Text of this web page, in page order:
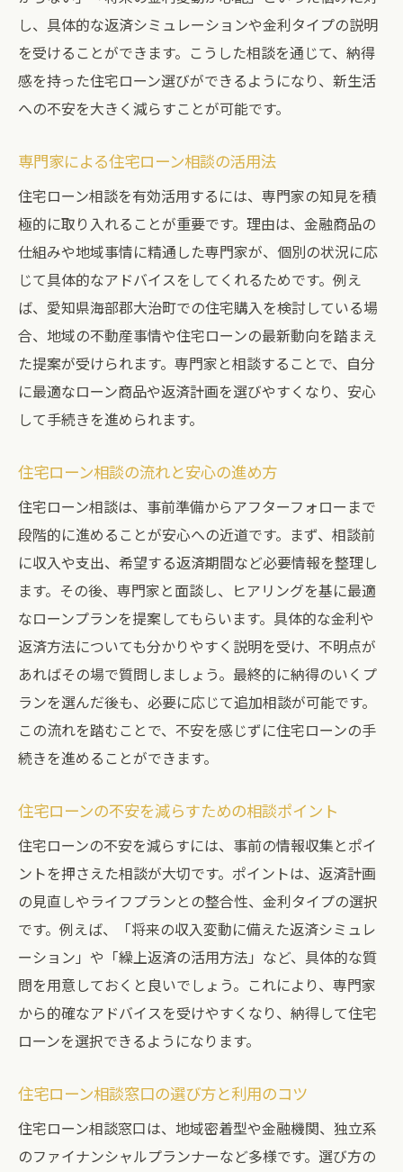
し、具体的な返済シミュレーションや金利タイプの説明
を受けることができます。こうした相談を通じて、納得
感を持った住宅ローン選びができるようになり、新生活
への不安を大きく減らすことが可能です。
専門家による住宅ローン相談の活用法
住宅ローン相談を有効活用するには、専門家の知見を積
極的に取り入れることが重要です。理由は、金融商品の
仕組みや地域事情に精通した専門家が、個別の状況に応
じて具体的なアドバイスをしてくれるためです。例え
ば、愛知県海部郡大治町での住宅購入を検討している場
合、地域の不動産事情や住宅ローンの最新動向を踏まえ
た提案が受けられます。専門家と相談することで、自分
に最適なローン商品や返済計画を選びやすくなり、安心
して手続きを進められます。
住宅ローン相談の流れと安心の進め方
住宅ローン相談は、事前準備からアフターフォローまで
段階的に進めることが安心への近道です。まず、相談前
に収入や支出、希望する返済期間など必要情報を整理し
ます。その後、専門家と面談し、ヒアリングを基に最適
なローンプランを提案してもらいます。具体的な金利や
返済方法についても分かりやすく説明を受け、不明点が
あればその場で質問しましょう。最終的に納得のいくプ
ランを選んだ後も、必要に応じて追加相談が可能です。
この流れを踏むことで、不安を感じずに住宅ローンの手
続きを進めることができます。
住宅ローンの不安を減らすための相談ポイント
住宅ローンの不安を減らすには、事前の情報収集とポイ
ントを押さえた相談が大切です。ポイントは、返済計画
の見直しやライフプランとの整合性、金利タイプの選択
です。例えば、「将来の収入変動に備えた返済シミュレ
ーション」や「繰上返済の活用方法」など、具体的な質
問を用意しておくと良いでしょう。これにより、専門家
から的確なアドバイスを受けやすくなり、納得して住宅
ローンを選択できるようになります。
住宅ローン相談窓口の選び方と利用のコツ
住宅ローン相談窓口は、地域密着型や金融機関、独立系
のファイナンシャルプランナーなど多様です。選び方の